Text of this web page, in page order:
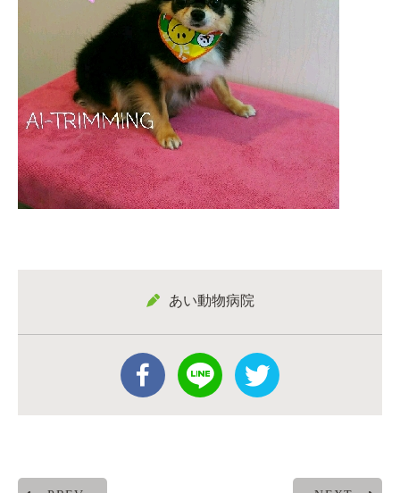
あい動物病院